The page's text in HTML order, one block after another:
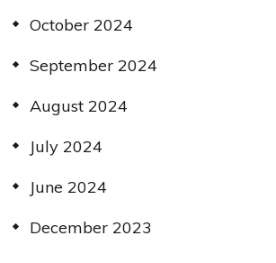
October 2024
September 2024
August 2024
July 2024
June 2024
December 2023